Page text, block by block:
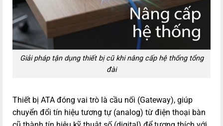
Giải pháp tận dụng thiết bị cũ khi nâng cấp hệ thống tổng
đài
Thiết bị ATA đóng vai trò là cầu nối (Gateway), giúp
chuyển đổi tín hiệu tương tự (analog) từ điện thoại bàn